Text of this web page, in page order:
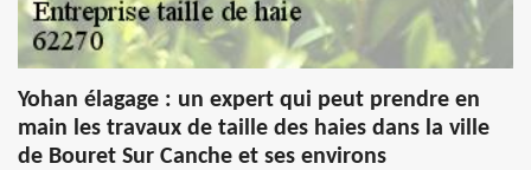
Yohan élagage : un expert qui peut prendre en
main les travaux de taille des haies dans la ville
de Bouret Sur Canche et ses environs